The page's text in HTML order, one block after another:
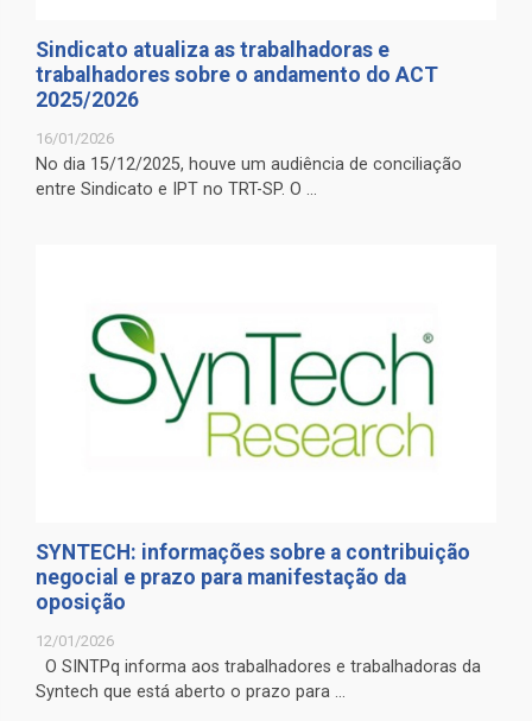
Sindicato atualiza as trabalhadoras e
trabalhadores sobre o andamento do ACT
2025/2026
16/01/2026
No dia 15/12/2025, houve um audiência de conciliação
entre Sindicato e IPT no TRT-SP. O ...
SYNTECH: informações sobre a contribuição
negocial e prazo para manifestação da
oposição
12/01/2026
O SINTPq informa aos trabalhadores e trabalhadoras da
Syntech que está aberto o prazo para ...